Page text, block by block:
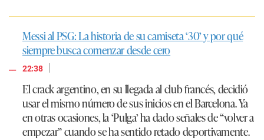
Messi al PSG: La historia de su camiseta ‘30’ y por qué
siempre busca comenzar desde cero
22:38
|
El crack argentino, en su llegada al club francés, decidió
usar el mismo número de sus inicios en el Barcelona. Ya
en otras ocasiones, la ‘Pulga’ ha dado señales de “volver a
empezar” cuando se ha sentido retado deportivamente.